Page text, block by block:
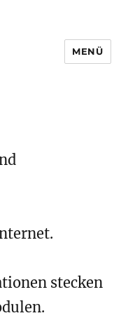
MENÜ
stecken